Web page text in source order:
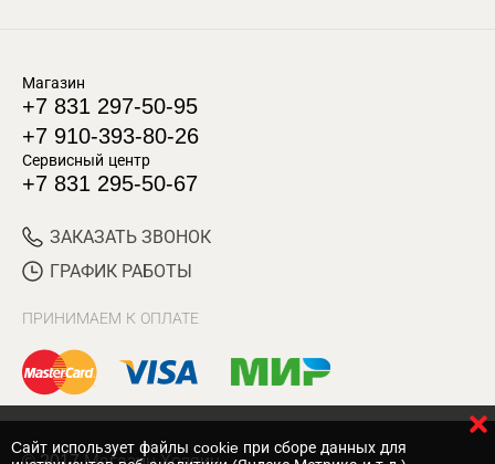
Магазин
+7 831 297-50-95
+7 910-393-80-26
Сервисный центр
+7 831 295-50-67
ЗАКАЗАТЬ ЗВОНОК
ГРАФИК РАБОТЫ
ПРИНИМАЕМ К ОПЛАТЕ
Cайт использует файлы cookie при сборе данных для